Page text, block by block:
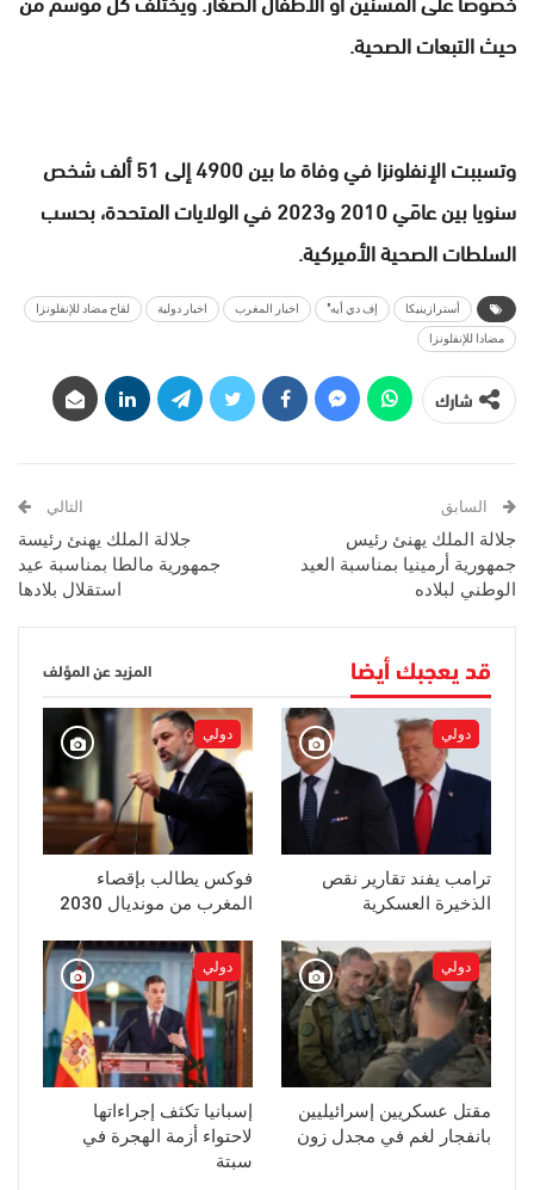
حيث التبعات الصحية.
وتسببت الإنفلونزا في وفاة ما بين 4900 إلى 51 ألف شخص
سنويا بين عامَي 2010 و2023 في الولايات المتحدة، بحسب
السلطات الصحية الأميركية.
أسترازينيكا إف دي أيه" اخبار المغرب اخبار دولية لقاح مضاد للإنفلونزا
مضادا للإنفلونزا
شارك
السابق
جلالة الملك يهنئ رئيس
جمهورية أرمينيا بمناسبة العيد
الوطني لبلاده
التالي
جلالة الملك يهنئ رئیسة
جمهورية مالطا بمناسبة عيد
استقلال بلادها
قد يعجبك أيضا المزيد عن المؤلف
دولي
ترامب يفند تقارير نقص
الذخيرة العسكرية
دولي
فوكس يطالب بإقصاء
المغرب من مونديال 2030
دولي
مقتل عسكريين إسرائيليين
بانفجار لغم في مجدل زون
دولي
إسبانيا تكثف إجراءاتها
لاحتواء أزمة الهجرة في
سبتة